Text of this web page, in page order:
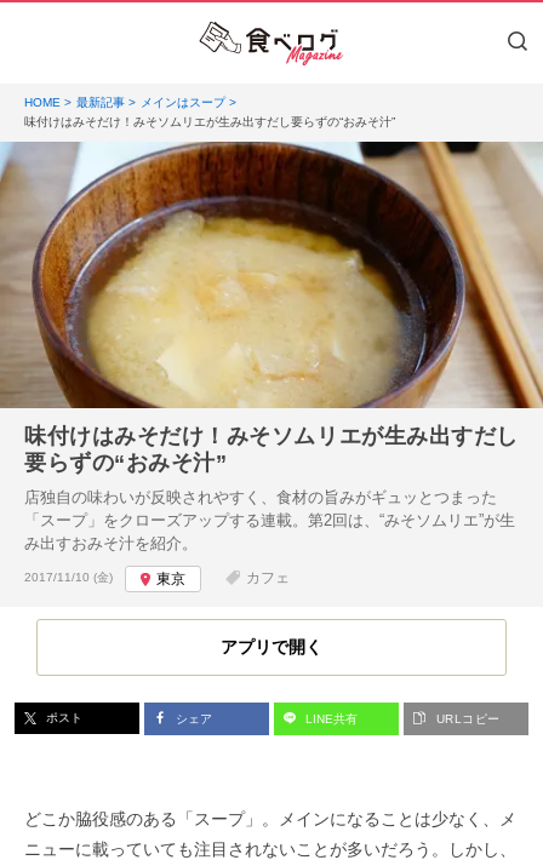
HOME 最新記事
メインはスープ
味付けはみそだけ！みそソムリエが生み出すだし要らずの“おみそ汁”
味付けはみそだけ！みそソムリエが生み出すだし
要らずの“おみそ汁”
店独自の味わいが反映されやすく、食材の旨みがギュッとつまった
「スープ」をクローズアップする連載。第2回は、“みそソムリエ”が生
み出すおみそ汁を紹介。
投稿日:
2017/11/10 (金) 東京 カフェ
アプリで開く
ポスト シェア LINE共有 URLコピー
どこか脇役感のある「スープ」。メインになることは少なく、メ
ニューに載っていても注目されないことが多いだろう。しかし、